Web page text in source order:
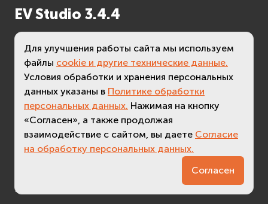
EV Studio 3.4.4
ИСПРАВЛЕНИЯ
исправлена ошибка переименования
объектов в дереве объектов проекта;
EV Studio 3.4.3
3.7
Для улучшения работы сайта мы используем
файлы cookie и другие технические данные.
Условия обработки и хранения персональных
данных указаны в Политике обработки
персональных данных. Нажимая на кнопку
«Согласен», а также продолжая
взаимодействие с сайтом, вы даете Согласие
на обработку персональных данных.
Согласен